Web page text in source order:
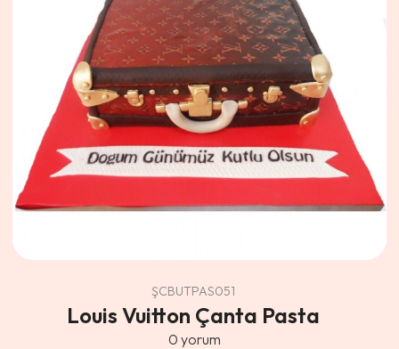
ŞCBUTPAS051
Louis Vuitton Çanta Pasta
0 yorum